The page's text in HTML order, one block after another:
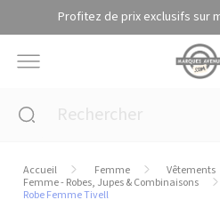
Profitez de prix exclusifs sur
Accueil Femme
Vêtements
Femme - Robes, Jupes & Combinaisons
Robe Femme Tivell
Panneau de gestion des cookies